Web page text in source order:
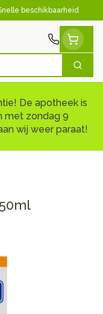
beschikbaarheid
Zoek
De apotheek is
met zondag 9
wij weer paraat!